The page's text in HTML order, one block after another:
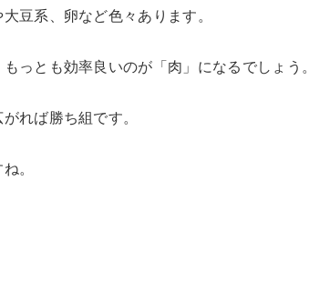
豆系、卵など色々あります。
っとも効率良いのが「肉」になるでしょう。
れば勝ち組です。
。